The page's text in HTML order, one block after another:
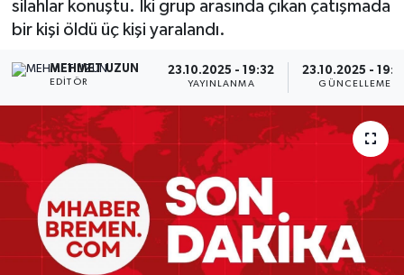
silahlar konuştu. İki grup arasında çıkan çatışmada
bir kişi öldü üç kişi yaralandı.
MEHMET UZUN
EDITÖR
23.10.2025 - 19:32
YAYINLANMA
23.10.2025 -
GÜNCELLEME
Haber Arşivi